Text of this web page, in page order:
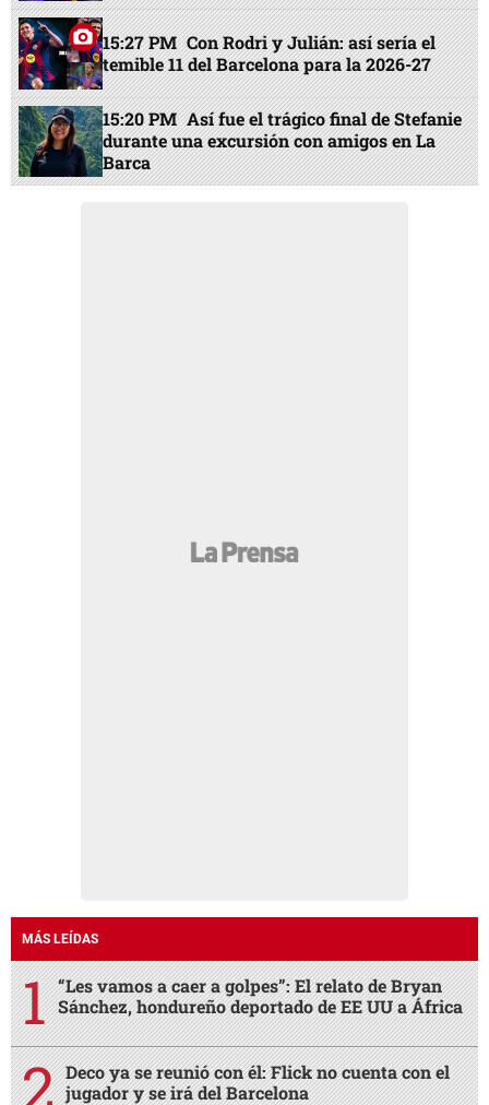
15:27 PM Con Rodri y Julián: así sería el
temible 11 del Barcelona para la 2026-27
15:20 PM Así fue el trágico final de Stefanie
durante una excursión con amigos en La
Barca
MÁS LEÍDAS
“Les vamos a caer a golpes”: El relato de Bryan
Sánchez, hondureño deportado de EE UU a África
Deco ya se reunió con él: Flick no cuenta con el
jugador y se irá del Barcelona